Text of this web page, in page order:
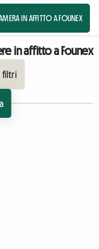
IN AFFITTO A FOUNEX
in affitto a Founex
filtri